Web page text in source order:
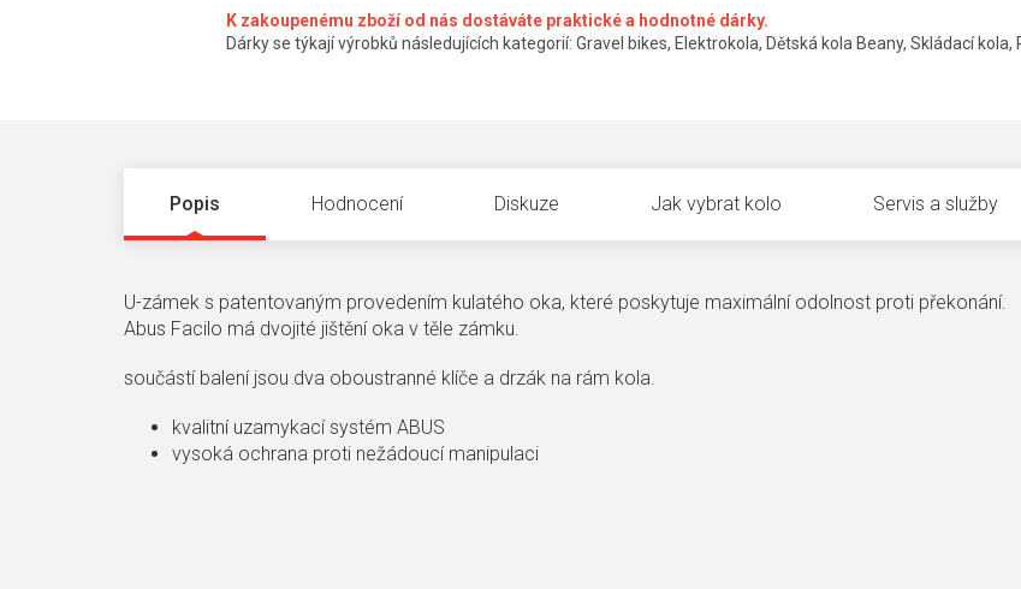
K zakoupenému zboží od nás dostáváte praktické a hodnotné dárky.
Dárky se týkají výrobků následujících kategorií: Gravel bikes, Elektrokola, Dětská kola Beany, Skládací
Popis Hodnocení Diskuze Jak vybrat kolo Servis a služby
U-zámek s patentovaným provedením kulatého oka, které poskytuje maximální odolnost proti překonání.
Abus Facilo má dvojité jištění oka v těle zámku.
součástí balení jsou dva oboustranné klíče a drzák na rám kola.
kvalitní uzamykací systém ABUS
vysoká ochrana proti nežádoucí manipulaci